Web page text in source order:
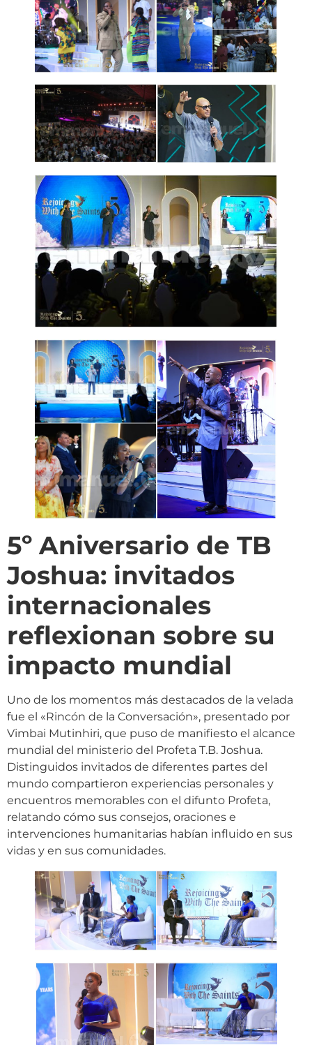
5º Aniversario de TB
Joshua: invitados
internacionales
reflexionan sobre su
impacto mundial
Uno de los momentos más destacados de la velada
fue el «Rincón de la Conversación», presentado por
Vimbai Mutinhiri, que puso de manifiesto el alcance
mundial del ministerio del Profeta T.B. Joshua.
Distinguidos invitados de diferentes partes del
mundo compartieron experiencias personales y
encuentros memorables con el difunto Profeta,
relatando cómo sus consejos, oraciones e
intervenciones humanitarias habían influido en sus
vidas y en sus comunidades.